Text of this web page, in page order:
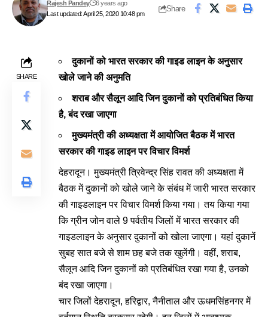
Last updated: April 25, 2020 10:48 pm
Rajesh Pandey 6 years ago
Share
SHARE
दुकानों को भारत सरकार की गाइड लाइन के अनुसार
खोले जाने की अनुमति
शराब और सैलून आदि जिन दुकानों को प्रतिबंधित किया
है, बंद रखा जाएगा
मुख्यमंत्री की अध्यक्षता में आयोजित बैठक में भारत
सरकार की गाइड लाइन पर विचार विमर्श
देहरादून। मुख्यमंत्री त्रिवेन्द्र सिंह रावत की अध्यक्षता में
बैठक में दुकानों को खोले जाने के संबंध में जारी भारत सरकार
की गाइडलाइन पर विचार विमर्श किया गया। तय किया गया
कि ग्रीन जोन वाले 9 पर्वतीय जिलों में भारत सरकार की
गाइडलाइन के अनुसार दुकानों को खोला जाएगा। यहां दुकानें
सुबह सात बजे से शाम छह बजे तक खुलेंगी। वहीं, शराब,
सैलून आदि जिन दुकानों को प्रतिबंधित रखा गया है, उनको
बंद रखा जाएगा।
चार जिलों देहरादून, हरिद्वार, नैनीताल और ऊधमसिंहनगर में